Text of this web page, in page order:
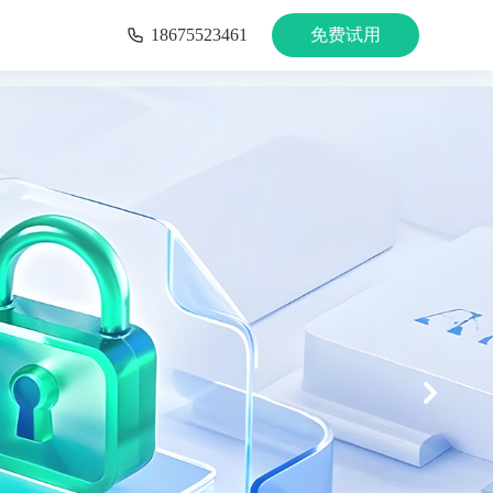
18675523461 免费试用